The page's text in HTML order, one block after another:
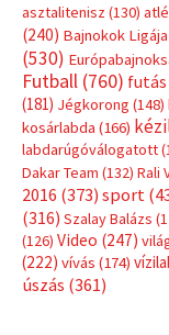
asztalitenisz (130)
(240) Bajnokok Ligája
(530)
Futball (760) futás
(181) Jégkorong (148)
kosárlabda (166)
labdarúgóválogatott
Dakar Team (132) Rali
2016 (373) sport
(316) Szalay Balázs
(126) Video (247)
(222) vívás (174)
úszás (361)